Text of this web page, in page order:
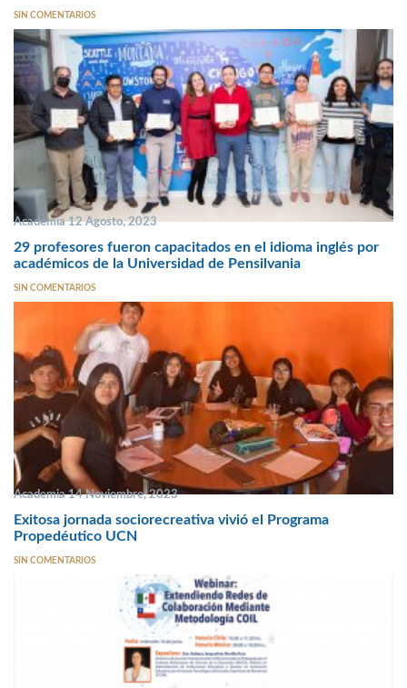
SIN COMENTARIOS
Academia 12 Agosto, 2023
29 profesores fueron capacitados en el idioma inglés por
académicos de la Universidad de Pensilvania
SIN COMENTARIOS
Academia 14 Noviembre, 2023
Exitosa jornada sociorecreativa vivió el Programa
Propedéutico UCN
SIN COMENTARIOS